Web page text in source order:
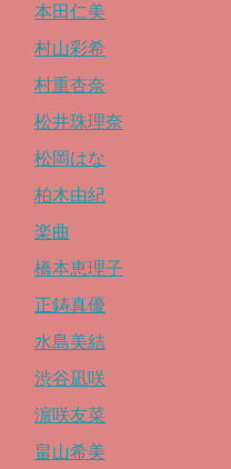
本田仁美
村山彩希
村重杏奈
松井珠理奈
松岡はな
柏木由紀
楽曲
橋本恵理子
正鋳真優
水島美結
渋谷凪咲
濵咲友菜
畠山希美